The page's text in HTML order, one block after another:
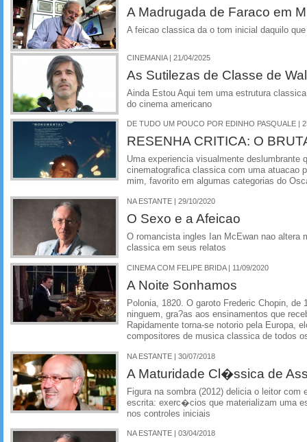
A Madrugada de Faraco em
A feicao classica da o tom inicial daquilo
CINEMANIA | 21/04/2025
As Sutilezas de Classe de
Ainda Estou Aqui tem uma estrutura
do cinema americano
DE TUDO UM POUCO POR EDINHO PASQUALE |
RESENHA CRITICA: O
Uma experiencia visualmente deslumbrante
cinematografica classica com uma atuacao
mim, favorito em algumas categorias do
NA ESTANTE | 29/10/2020
O Sexo e a Afeicao
O romancista ingles Ian McEwan nao altera
classica em seus relatos
CINEMA COM FELIPE BRIDA | 11/09/2020
A Noite Sonhamos
Polonia, 1820. O garoto Frederic Chopin, de
ninguem, gra?as aos ensinamentos que
Rapidamente torna-se notorio pela Europa,
compositores de musica classica de todos
NA ESTANTE | 30/07/2018
A Maturidade Cl�ssica de
Figura na sombra (2012) delicia o leitor
escrita: exerc�cios que materializam uma
nos controles iniciais
NA ESTANTE | 03/04/2018